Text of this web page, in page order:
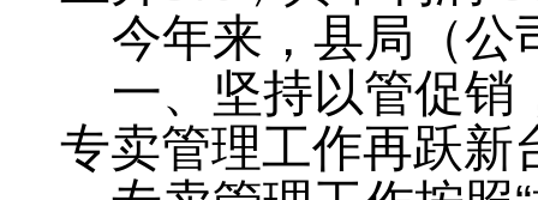
今年来 ， 县局（公
一、坚持以管促销
专卖管理工作再跃新